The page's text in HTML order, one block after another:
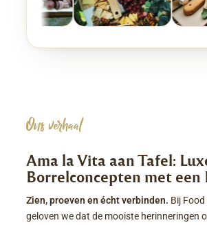
Ons verhaal
Ama la Vita aan Tafel:
Borrelconcepten met
Zien, proeven en écht verbinden. Bij
geloven we dat de mooiste herinneringen